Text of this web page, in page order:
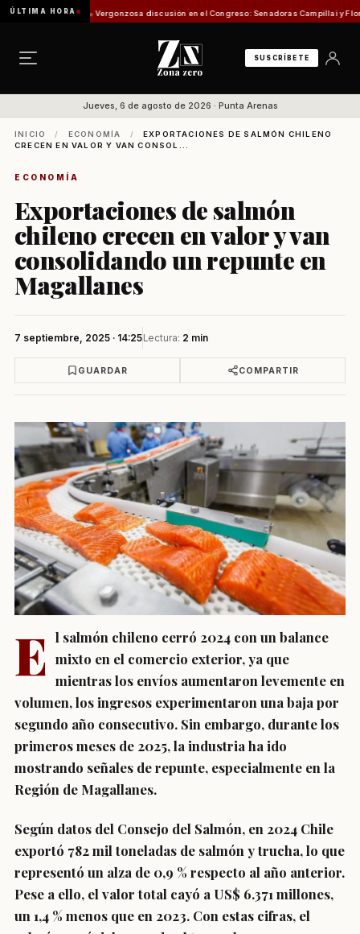
ÚLTIMA HORA
de Pesca Vergonzosa discusión en el Congreso: Senadoras Campillai y Flores se
SUSCRÍBETE
Jueves, 6 de agosto de 2026 · Punta Arenas
INICIO / ECONOMÍA /
EXPORTACIONES DE SALMÓN CHILENO
CRECEN EN VALOR Y VAN CONSOL...
ECONOMÍA
Exportaciones de salmón
chileno crecen en valor y van
consolidando un repunte en
Magallanes
7 septiembre, 2025 · 14:25Lectura: 2 min
GUARDAR COMPARTIR
E l salmón chileno cerró 2024 con un balance
mixto en el comercio exterior, ya que
mientras los envíos aumentaron levemente en
volumen, los ingresos experimentaron una baja por
segundo año consecutivo. Sin embargo, durante los
primeros meses de 2025, la industria ha ido
mostrando señales de repunte, especialmente en la
Región de Magallanes.
Según datos del Consejo del Salmón, en 2024 Chile
exportó 782 mil toneladas de salmón y trucha, lo que
representó un alza de 0,9 % respecto al año anterior.
Pese a ello, el valor total cayó a US$ 6.371 millones,
un 1,4 % menos que en 2023. Con estas cifras, el